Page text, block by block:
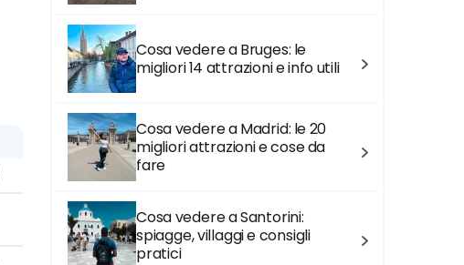
Cosa vedere a Bruges: le
migliori 14 attrazioni e info utili
Cosa vedere a Madrid: le 20
migliori attrazioni e cose da
fare
Cosa vedere a Santorini:
spiagge, villaggi e consigli
pratici